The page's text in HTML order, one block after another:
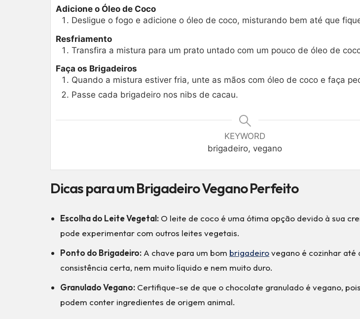
Adicione o Óleo de Coco
Desligue o fogo e adicione o óleo de coco, misturando bem até que
Resfriamento
Transfira a mistura para um prato untado com um pouco de óleo de
Faça os Brigadeiros
Quando a mistura estiver fria, unte as mãos com óleo de coco e faça
Passe cada brigadeiro nos nibs de cacau.
KEYWORD
brigadeiro, vegano
Dicas para um Brigadeiro Vegano Perfeito
Escolha do Leite Vegetal: O leite de coco é uma ótima opção devido à sua
pode experimentar com outros leites vegetais.
Ponto do Brigadeiro: A chave para um bom brigadeirovegano é cozinhar até
consistência certa, nem muito líquido e nem muito duro.
Granulado Vegano: Certifique-se de que o chocolate granulado é vegano,
podem conter ingredientes de origem animal.